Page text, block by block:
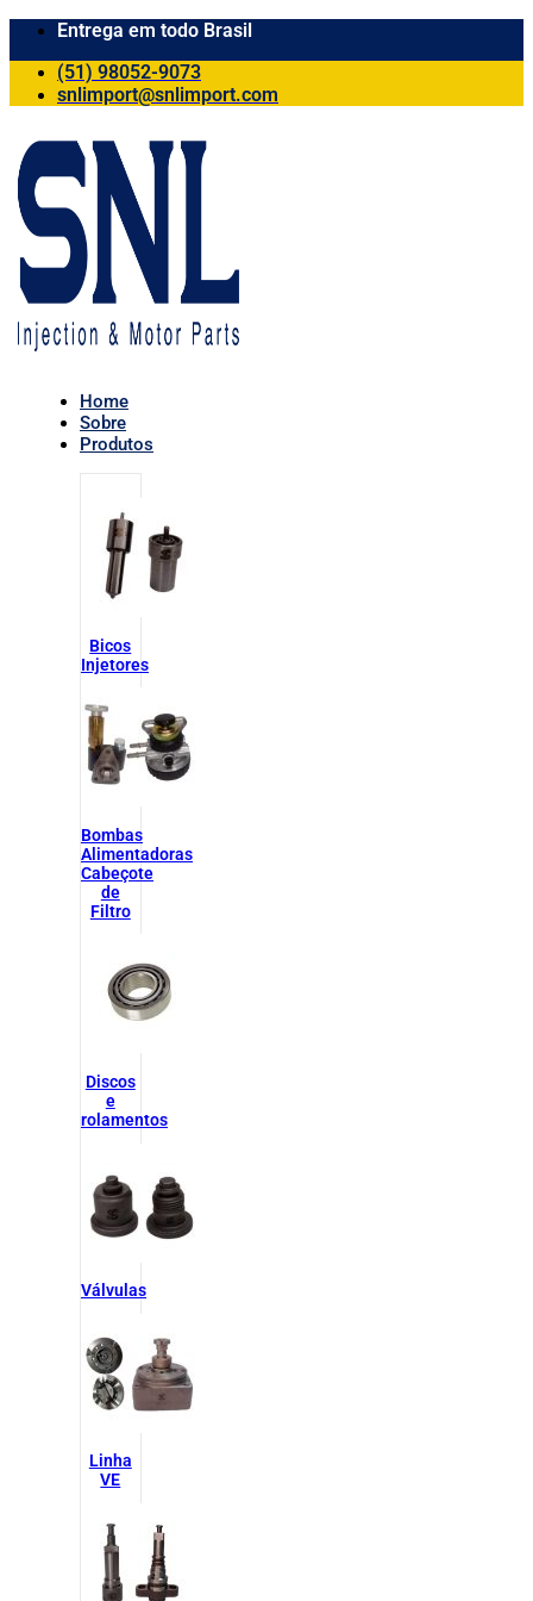
Entrega em todo Brasil
(51) 98052-9073
snlimport@snlimport.com
Home
Sobre
Produtos
Bicos
Injetores
Bombas
Alimentadoras
Cabeçote
de
Filtro
Discos
e
rolamentos
Válvulas
Linha
VE